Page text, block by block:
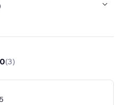
(3)